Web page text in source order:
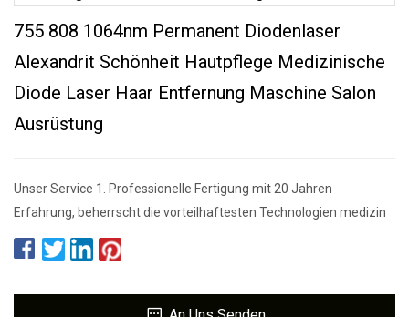
755 808 1064nm Permanent Diodenlaser
Alexandrit Schönheit Hautpflege Medizinische
Diode Laser Haar Entfernung Maschine Salon
Ausrüstung
Unser Service 1. Professionelle Fertigung mit 20 Jahren
Erfahrung, beherrscht die vorteilhaftesten Technologien medizin